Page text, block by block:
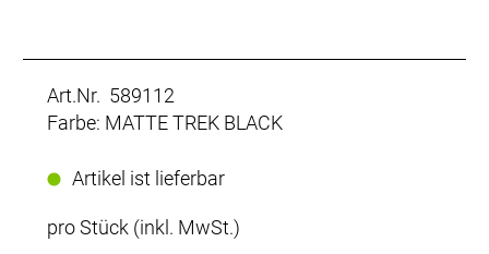
Art.Nr. 589112
Farbe: MATTE TREK BLACK
Artikel ist lieferbar
pro Stück (inkl. MwSt.)